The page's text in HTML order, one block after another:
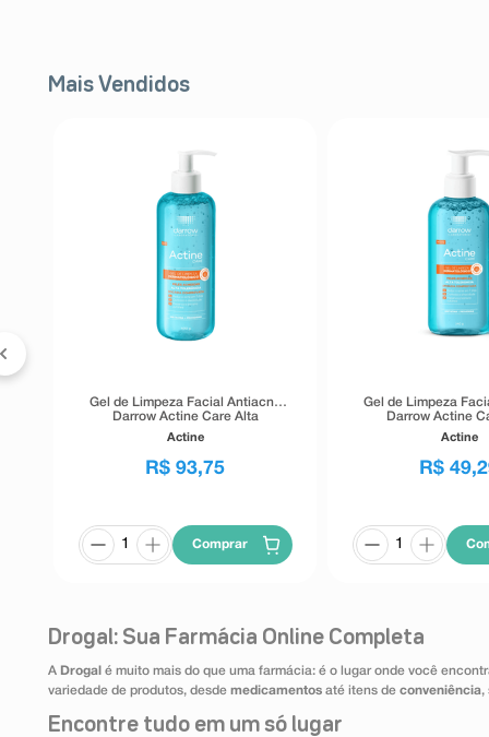
Mais Vendidos
Gel de Limpeza Facial Antiacne
Darrow Actine Care Alta
Tolerância 400g
Actine
R$ 93,75
Comprar
Gel de Limpeza
Darrow Actine
Tolerância
Actine
R$ 49,
Drogal: Sua Farmácia Online Completa
A Drogal é muito mais do que uma farmácia: é o lugar onde você
variedade de produtos, desde medicamentos até itens de conveniência,
Encontre tudo em um só lugar